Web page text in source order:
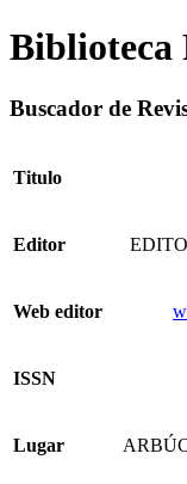
Biblioteca
Buscador de
Titulo
Editor
Web editor
ISSN
Lugar